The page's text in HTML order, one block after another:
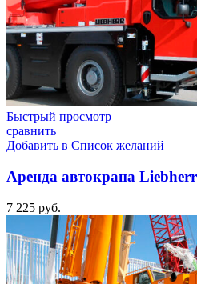
Быстрый просмотр
сравнить
Добавить в Список желаний
Аренда автокрана
7 225 руб.